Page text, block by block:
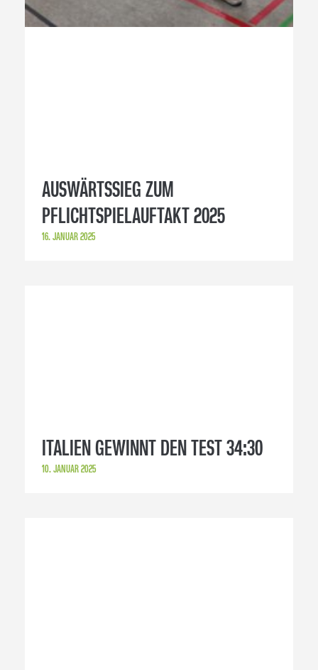
AUSWÄRTSSIEG ZUM
PFLICHTSPIELAUFTAKT 2025
16. JANUAR 2025
ITALIEN GEWINNT DEN TEST 34:30
10. JANUAR 2025